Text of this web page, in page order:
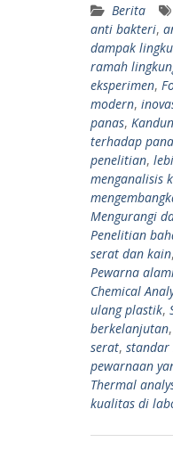
Berita
anti bakteri,
dampak
ramah
eksperimen,
modern,
panas,
terhadap
penelitian,
menganalisis
Mengurangi
Penelitian
serat dan kain,
Pewarna
Chemical
ulang plastik,
berkelanjutan,
serat,
pewarnaan
Thermal
kualitas di